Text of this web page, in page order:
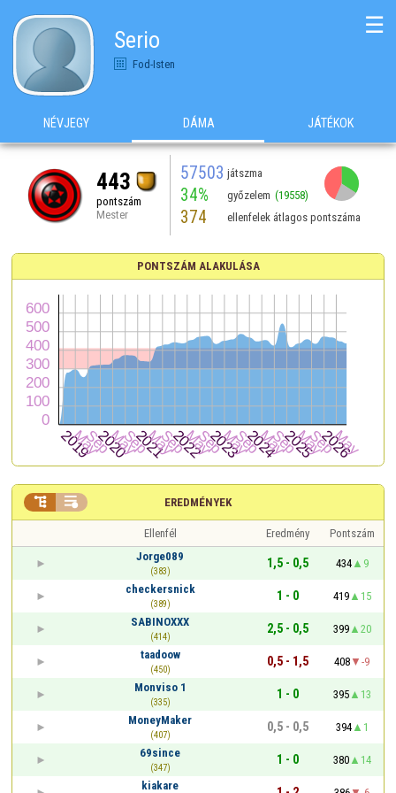
Serio
Fod-Isten
☰
NÉVJEGY DÁMA JÁTÉKOK
443
pontszám
Mester
57503 játszma
34% győzelem (19558)
374 ellenfelek átlagos pontszáma
PONTSZÁM ALAKULÁSA
EREDMÉNYEK
 
Ellenfél Eredmény
Pontszám
Jorge089
(383)
1,5 - 0,5 434
9
checkersnick
(389)
1 - 0 419
15
SABINOXXX
(414)
2,5 - 0,5 399
20
taadoow
(450)
0,5 - 1,5 408
-9
Monviso 1
(335)
1 - 0 395
13
MoneyMaker
(407)
0,5 - 0,5 394
1
69since
(347)
1 - 0 380
14
kiakare